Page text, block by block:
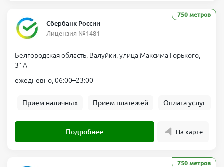
750 метров
Сбербанк России
Лицензия №1481
Белгородская область, Валуйки, улица Максима Горького,
31А
ежедневно, 06:00–23:00
Прием наличных Прием платежей Оплата услуг
Подробнее На карте
750 метров